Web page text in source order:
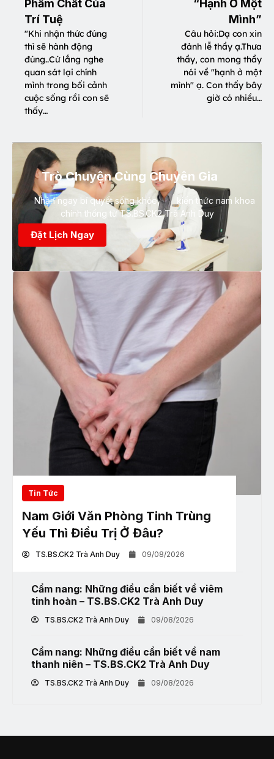
Phẩm Chất Của
Trí Tuệ
"Khi nhận thức đúng
thì sẽ hành động
đúng..Cứ lắng nghe
quan sát lại chính
mình trong bối cảnh
cuộc sống rồi con sẽ
thấy…
“Hạnh Ở Một
Mình”
Câu hỏi:Dạ con xin
đảnh lễ thầy ạ.Thưa
thầy, con mong thầy
nói về "hạnh ở một
mình" ạ. Con thấy bây
giờ có nhiều…
Trò Chuyện Cùng Chuyên Gia
Nhận ngay bí quyết sống khỏe, kiến thức nam khoa
chính thống từ TS.BS.CK2 Trà Anh Duy
Đặt Lịch Ngay
Tin Tức
Nam Giới Văn Phòng Tinh Trùng
Yếu Thì Điều Trị Ở Đâu?
TS.BS.CK2 Trà Anh Duy 09/08/2026
Cẩm nang: Những điều cần biết về viêm
tinh hoàn – TS.BS.CK2 Trà Anh Duy
TS.BS.CK2 Trà Anh Duy 09/08/2026
Cẩm nang: Những điều cần biết về nam
thanh niên – TS.BS.CK2 Trà Anh Duy
TS.BS.CK2 Trà Anh Duy 09/08/2026